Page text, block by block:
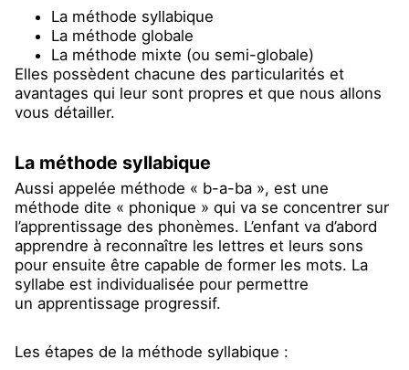
La méthode syllabique
La méthode globale
La méthode mixte (ou semi-globale)
Elles possèdent chacune des particularités et
avantages qui leur sont propres et que nous allons
vous détailler.
La méthode syllabique
Aussi appelée méthode « b-a-ba », est une
méthode dite « phonique » qui va se concentrer sur
l’apprentissage des phonèmes. L’enfant va d’abord
apprendre à reconnaître les lettres et leurs sons
pour ensuite être capable de former les mots. La
syllabe est individualisée pour permettre
un apprentissage progressif.
Les étapes de la méthode syllabique :